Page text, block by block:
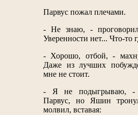
Парвус пожал плечами.
- Не знаю, -
Уверенности нет... Что-то
- Хорошо, отбой, -
Даже из лучших
мне не стоит.
- Я не подыгрываю, -
Парвус, но Яшин
молвил, вставая: